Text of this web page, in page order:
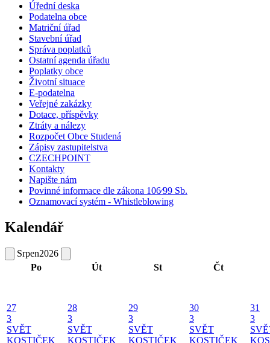
Úřední deska
Podatelna obce
Matriční úřad
Stavební úřad
Správa poplatků
Ostatní agenda úřadu
Poplatky obce
Životní situace
E-podatelna
Veřejné zakázky
Dotace, příspěvky
Ztráty a nálezy
Rozpočet Obce Studená
Zápisy zastupitelstva
CZECHPOINT
Kontakty
Napište nám
Povinné informace dle zákona 106⁄99 Sb.
Oznamovací systém - Whistleblowing
Kalendář
Srpen2026
Po
Út St Čt
27
3
SVĚT
KOSTIČEK
28
3
SVĚT
KOSTIČEK
29
3
SVĚT
KOSTIČEK
30
3
SVĚT
KOSTIČEK
31
3